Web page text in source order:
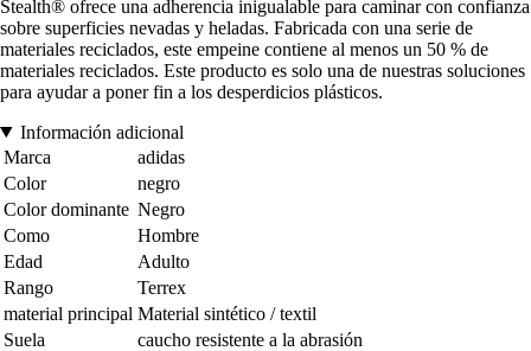
Stealth® ofrece una adherencia inigualable para caminar con confianza
sobre superficies nevadas y heladas. Fabricada con una serie de
materiales reciclados, este empeine contiene al menos un 50 % de
materiales reciclados. Este producto es solo una de nuestras soluciones
para ayudar a poner fin a los desperdicios plásticos.
Información adicional
Marca
adidas
Color
negro
Color dominante Negro
Como
Hombre
Edad
Adulto
Rango
Terrex
material principal Material sintético / textil
Suela
caucho resistente a la abrasión